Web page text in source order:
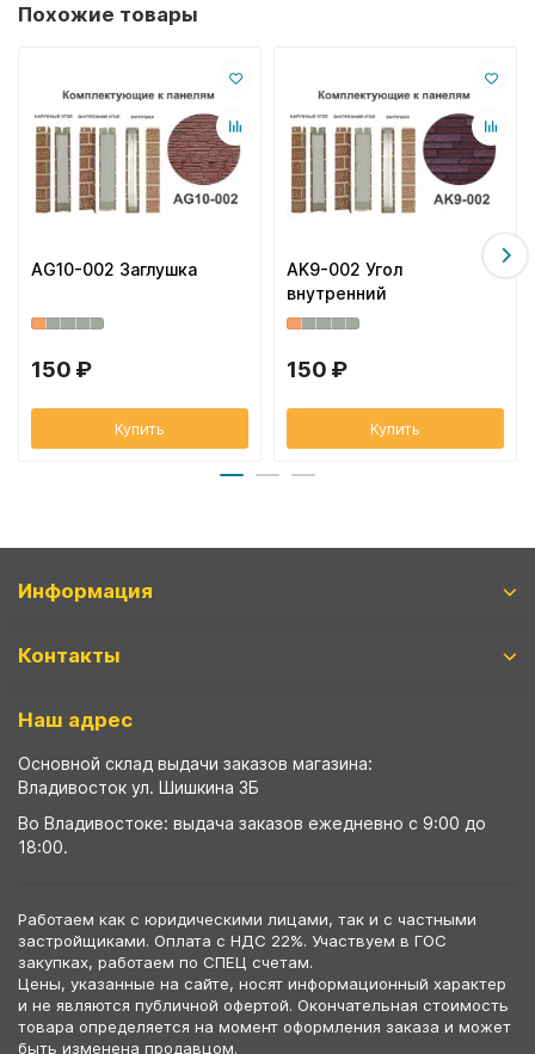
Похожие товары
AG10-002 Заглушка
150 ₽
Купить
AK9-002 Угол
внутренний
150 ₽
Купить
Информация
Контакты
Наш адрес
Основной склад выдачи заказов магазина:
Владивосток ул. Шишкина 3Б
Во Владивостоке: выдача заказов ежедневно с 9:00 до
18:00.
Работаем как с юридическими лицами, так и с частными
застройщиками. Оплата с НДС 22%. Участвуем в ГОС
закупках, работаем по СПЕЦ счетам.
Цены, указанные на сайте, носят информационный характер
и не являются публичной офертой. Окончательная стоимость
товара определяется на момент оформления заказа и может
быть изменена продавцом.